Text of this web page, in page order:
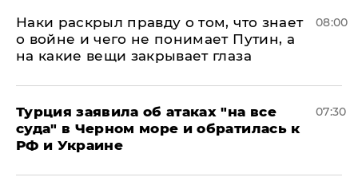
Наки раскрыл правду о том, что знает
о войне и чего не понимает Путин, а
на какие вещи закрывает глаза
08:00
Турция заявила об атаках "на все
суда" в Черном море и обратилась к
РФ и Украине
07:30